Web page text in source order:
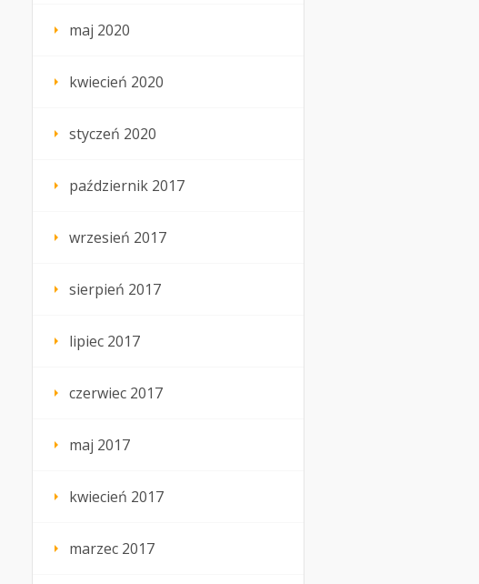
maj 2020
kwiecień 2020
styczeń 2020
październik 2017
wrzesień 2017
sierpień 2017
lipiec 2017
czerwiec 2017
maj 2017
kwiecień 2017
marzec 2017